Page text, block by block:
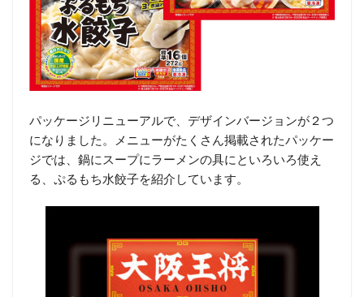
パッケージリニューアルで、デザインバージョンが２つ
になりました。メニューがたくさん掲載されたパッケー
ジでは、鍋にスープにラーメンの具にといろいろ使え
る、ぷるもち水餃子を紹介しています。